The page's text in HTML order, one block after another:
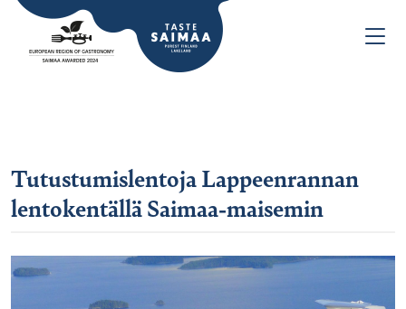
Tutustumislentoja Lappeenrannan
lentokentällä Saimaa-maisemin